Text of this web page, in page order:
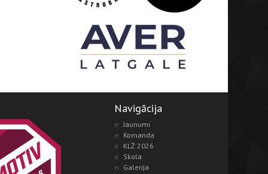
Navigācija
Jaunumi
Komanda
KLŻ 2026
Skola
Galerija